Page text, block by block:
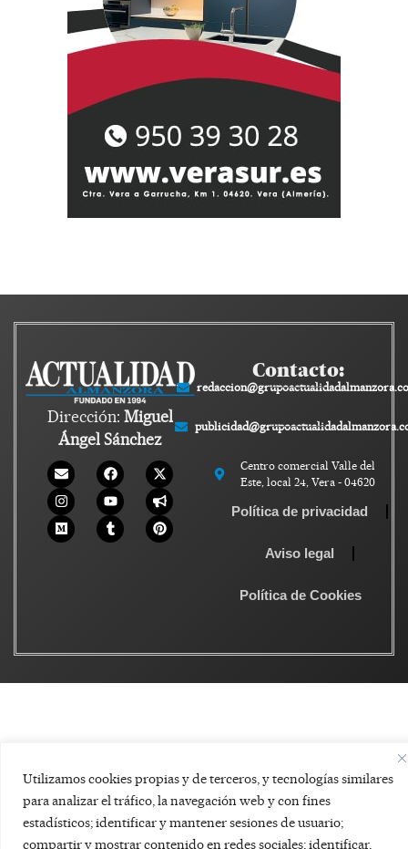
Utilizamos cookies propias y de terceros, y tecnologías similares
para analizar el tráfico, la navegación web y con fines
estadísticos; identificar y mantener sesiones de usuario;
compartir y mostrar contenido en redes sociales; identificar,
Dirección: Miguel
Ángel Sánchez
Contacto:
Centro comercial Valle del
Este, local 24, Vera - 04620
Política de privacidad
Aviso legal
Política de Cookies